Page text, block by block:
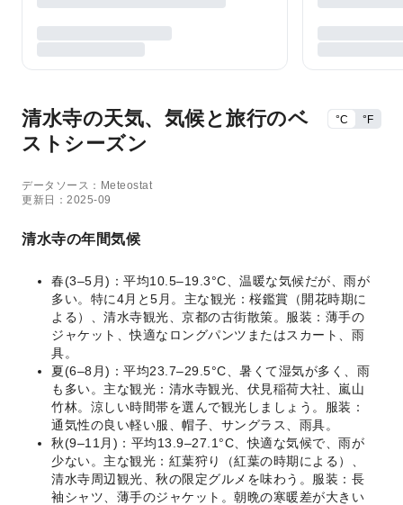
清水寺の天気、気候と旅行のベ
ストシーズン
°C °F
データソース：Meteostat
更新日：2025-09
清水寺の年間気候
春(3–5月)：平均10.5–19.3°C、温暖な気候だが、雨が
多い。特に4月と5月。主な観光：桜鑑賞（開花時期に
よる）、清水寺観光、京都の古街散策。服装：薄手の
ジャケット、快適なロングパンツまたはスカート、雨
具。
夏(6–8月)：平均23.7–29.5°C、暑くて湿気が多く、雨
も多い。主な観光：清水寺観光、伏見稲荷大社、嵐山
竹林。涼しい時間帯を選んで観光しましょう。服装：
通気性の良い軽い服、帽子、サングラス、雨具。
秋(9–11月)：平均13.9–27.1°C、快適な気候で、雨が
少ない。主な観光：紅葉狩り（紅葉の時期による）、
清水寺周辺観光、秋の限定グルメを味わう。服装：長
袖シャツ、薄手のジャケット。朝晩の寒暖差が大きい